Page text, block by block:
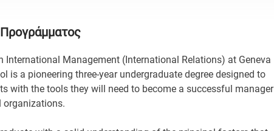
International Management (International Relations) at Geneva
is a pioneering three-year undergraduate degree designed to
with the tools they will need to become a successful manager
organizations.